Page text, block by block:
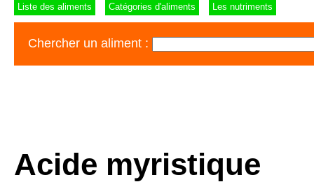
Liste des aliments
Catégories d'aliments Les nutriments
Chercher un aliment :
Acide myristique